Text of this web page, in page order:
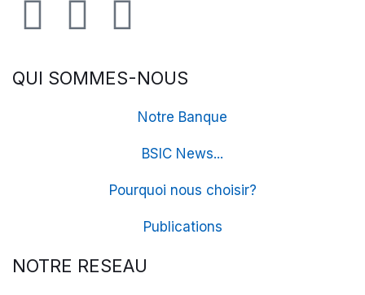
QUI SOMMES-NOUS
Notre Banque
BSIC News...
Pourquoi nous choisir?
Publications
NOTRE RESEAU